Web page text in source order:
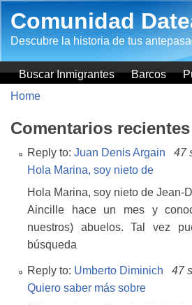
Comunidad
Descubre la historia de tus
Buscar Inmigrantes Barcos
Home
Comentarios recientes
Reply to: Juan Denis Argain 47
Hola Marina, soy nieto de
Hola Marina, soy nieto de Jean-
Aincille hace un mes y
nuestros) abuelos. Tal vez
búsqueda
Reply to: Umberto Diminich 47
Quiero saber más sobre